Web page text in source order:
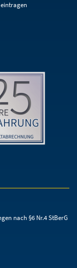
nach §6 Nr.4 StBerG